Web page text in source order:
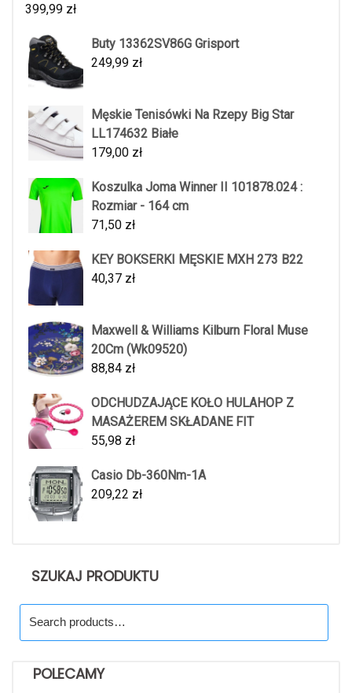
399,99 zł
Buty 13362SV86G Grisport
249,99 zł
Męskie Tenisówki Na Rzepy Big Star
LL174632 Białe
179,00 zł
Koszulka Joma Winner II 101878.024 :
Rozmiar - 164 cm
71,50 zł
KEY BOKSERKI MĘSKIE MXH 273 B22
40,37 zł
Maxwell & Williams Kilburn Floral Muse
20Cm (Wk09520)
88,84 zł
ODCHUDZAJĄCE KOŁO HULAHOP Z
MASAŻEREM SKŁADANE FIT
55,98 zł
Casio Db-360Nm-1A
209,22 zł
SZUKAJ PRODUKTU
for:
POLECAMY